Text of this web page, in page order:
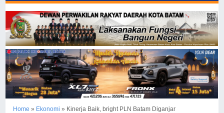
Home » Ekonomi » Kinerja Baik, bright PLN Batam Diganjar